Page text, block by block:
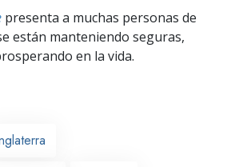
presenta a muchas personas de
están manteniendo seguras,
en la vida.